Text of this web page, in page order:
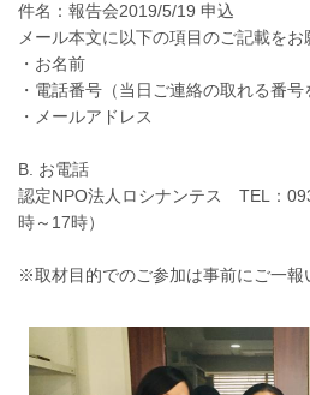
件名：報告会2019/5/19 申込
メール本文に以下の項目のご記載をお
・お名前
・電話番号（当日ご連絡の取れる番号
・メールアドレス
B. お電話
認定NPO法人ロシナンテス TEL：
時～17時）
※取材目的でのご参加は事前にご一報